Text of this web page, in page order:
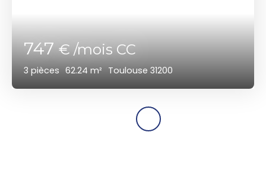
747€ /mois CC
3 pièces 62.24 m² Toulouse 31200